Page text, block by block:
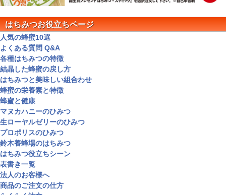
はちみつお役立ちページ
人気の蜂蜜10選
よくある質問 Q&A
各種はちみつの特徴
結晶した蜂蜜の戻し方
はちみつと美味しい組合わせ
蜂蜜の栄養素と特徴
蜂蜜と健康
マヌカハニーのひみつ
生ローヤルゼリーのひみつ
プロポリスのひみつ
鈴木養蜂場のはちみつ
はちみつ役立ちシーン
表書き一覧
法人のお客様へ
商品のご注文の仕方